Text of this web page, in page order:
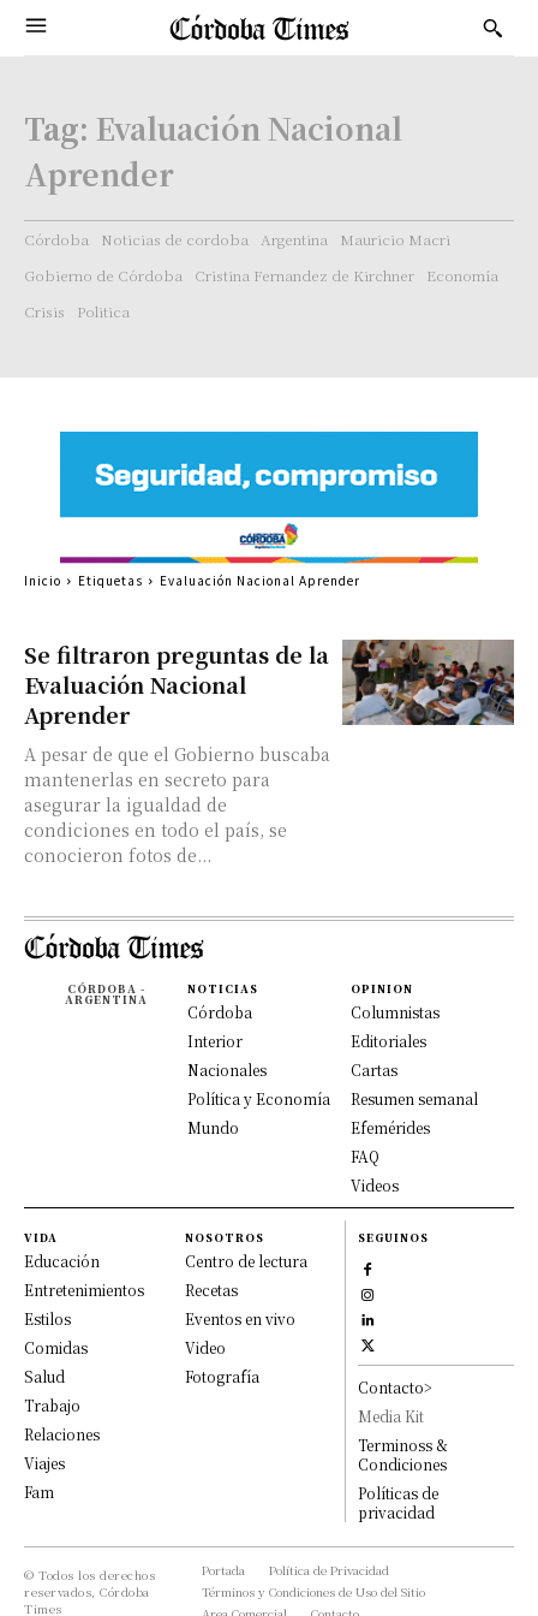
Tag: Evaluación Nacional
Aprender
Córdoba Noticias de cordoba Argentina
Mauricio Macri
Gobierno de Córdoba
Cristina Fernandez de Kirchner
Economía
Crisis
Politica
Se filtraron preguntas de la
Evaluación Nacional
Aprender
A pesar de que el Gobierno buscaba
mantenerlas en secreto para
asegurar la igualdad de
condiciones en todo el país, se
conocieron fotos de...
Inicio Etiquetas Evaluación Nacional Aprender
CÓRDOBA -
ARGENTINA
NOTICIAS
Córdoba
Interior
Nacionales
Política y Economía
Mundo
OPINION
Columnistas
Editoriales
Cartas
Resumen semanal
Efemérides
FAQ
Videos
VIDA
Educación
Entretenimientos
Estilos
Comidas
Salud
Trabajo
Relaciones
Viajes
Fam
NOSOTROS
Centro de lectura
Recetas
Eventos en vivo
Video
Fotografía
SEGUINOS
Contacto>
Media Kit
Terminoss &
Condiciones
Políticas de
privacidad
© Todos los derechos
reservados, Córdoba
Times
Portada
Política de Privacidad
Términos y Condiciones de Uso del Sitio